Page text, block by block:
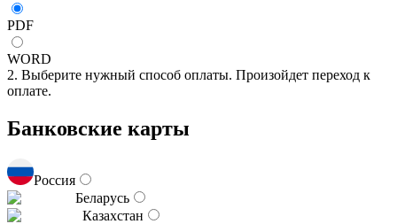
PDF
WORD
2. Выберите нужный способ оплаты. Произойдет переход к
оплате.
Банковские карты
Россия
Беларусь
Казахстан